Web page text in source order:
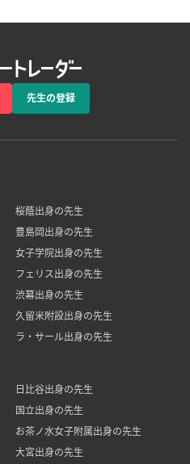
先生の登録
桜蔭出身の先生
豊島岡出身の先生
女子学院出身の先生
フェリス出身の先生
渋幕出身の先生
久留米附設出身の先生
ラ・サール出身の先生
日比谷出身の先生
国立出身の先生
お茶ノ水女子附属出身の先生
大宮出身の先生